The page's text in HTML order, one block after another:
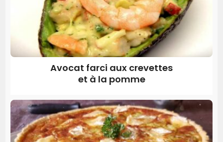
Avocat farci aux crevettes
et à la pomme